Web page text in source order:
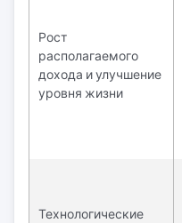
Рост
располагаемого
дохода и улучшение
уровня жизни
Технологические